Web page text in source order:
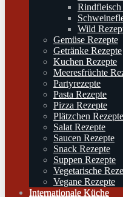
Rindfleisch
Wild
Gemüse Rezepte
Getränke Rezepte
Kuchen Rezepte
Meeresfrüchte
Partyrezepte
Pasta Rezepte
Pizza Rezepte
Plätzchen Rezepte
Salat Rezepte
Saucen Rezepte
Snack Rezepte
Suppen Rezepte
Vegetarische
Vegane Rezepte
Internationale Küche